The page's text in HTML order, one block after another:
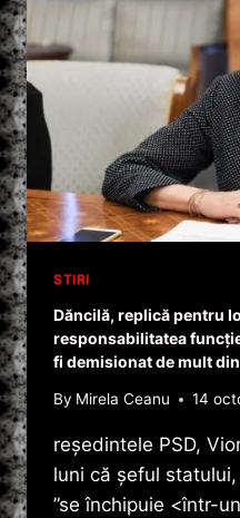
STIRI
Dăncilă, replică pentru
responsabilitatea
fi demisionat de mult
By Mirela Ceanu 14
reşedintele PSD,
luni că şeful
”se închipuie <într-